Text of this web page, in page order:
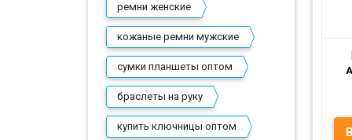
ремни женские
кожаные ремни мужские
сумки планшеты оптом
браслеты на руку
купить ключницы оптом